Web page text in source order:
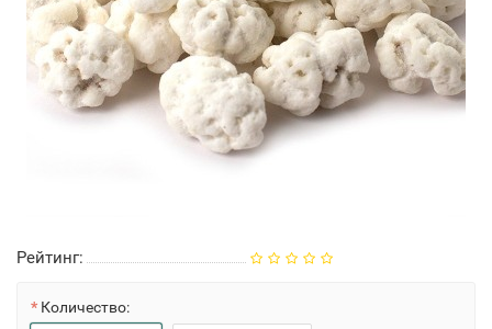
Рейтинг:
Количество: